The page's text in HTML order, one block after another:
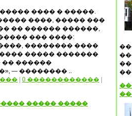
���� � �����.
����, ����� ���
�� ������ ������,
��� ����:
�������� ����
����� �������
�� ������
— �������� ..
0 ������������
����� �����